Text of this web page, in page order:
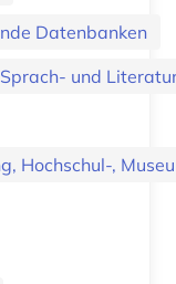
Datenbanken
und
Hochschul-,